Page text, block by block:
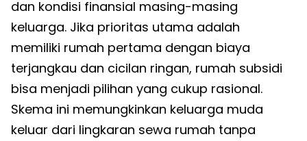
dan kondisi finansial masing-masing
keluarga. Jika prioritas utama adalah
memiliki rumah pertama dengan biaya
terjangkau dan cicilan ringan, rumah subsidi
bisa menjadi pilihan yang cukup rasional.
Skema ini memungkinkan keluarga muda
keluar dari lingkaran sewa rumah tanpa